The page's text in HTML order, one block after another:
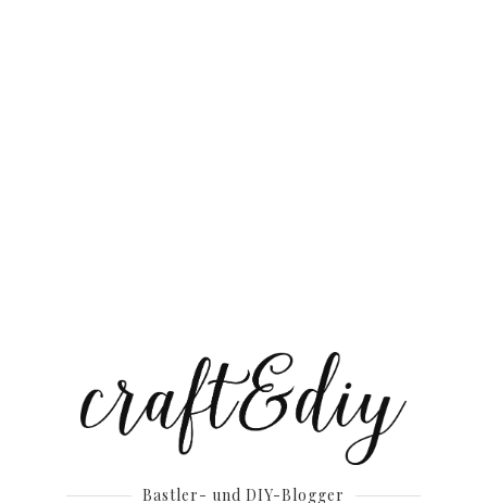
Bastler- und DIY-Blogger